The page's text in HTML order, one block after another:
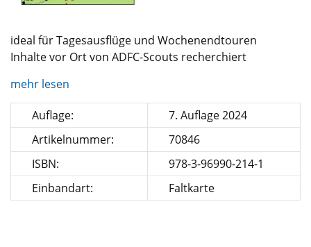
ideal für Tagesausflüge und Wochenendtouren
Inhalte vor Ort von ADFC-Scouts recherchiert
mehr lesen
Auflage:
7. Auflage 2024
Artikelnummer:
70846
ISBN:
978-3-96990-214-1
Einbandart:
Faltkarte